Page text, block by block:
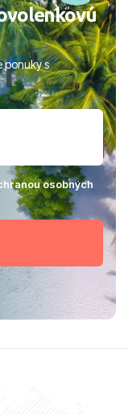
ponuky s
osobných